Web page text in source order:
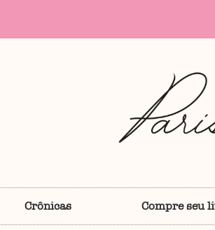
Crônicas Compre seu